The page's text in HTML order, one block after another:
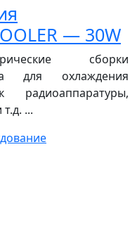
— 30W
сборки
для охлаждения
...